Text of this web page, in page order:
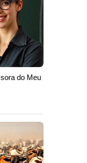
do Meu